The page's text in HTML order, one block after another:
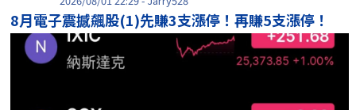
8月電子震撼飆股(1)先賺3支漲停！再賺5支漲停！